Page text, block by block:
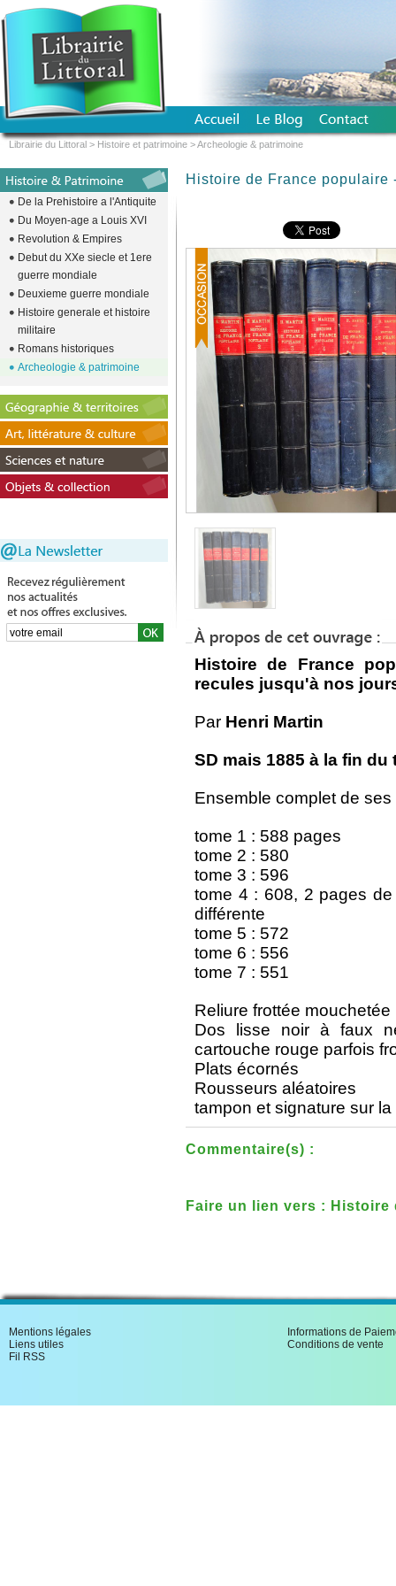
Histoire de France populaire
Histoire de France
recules jusqu'à nos
Par Henri Martin
SD mais 1885 à la fin du
Ensemble complet de
tome 1 : 588 pages
tome 2 : 580
tome 3 : 596
tome 4 : 608, 2 pages
différente
tome 5 : 572
tome 6 : 556
tome 7 : 551
Reliure frottée
Dos lisse noir à faux
cartouche rouge parfois
Plats écornés
Rousseurs aléatoires
tampon et signature sur
Commentaire(s) :
Faire un lien vers : Histoire
De la Prehistoire a l'Antiquite
Du Moyen-age a Louis XVI
Revolution & Empires
Debut du XXe siecle et 1ere
guerre mondiale
Deuxieme guerre mondiale
Histoire generale et histoire
militaire
Romans historiques
Archeologie & patrimoine
Librairie du Littoral > Histoire et patrimoine >Archeologie & patrimoine
Mentions légales
Liens utiles
Fil RSS
Informations de
Conditions de vente